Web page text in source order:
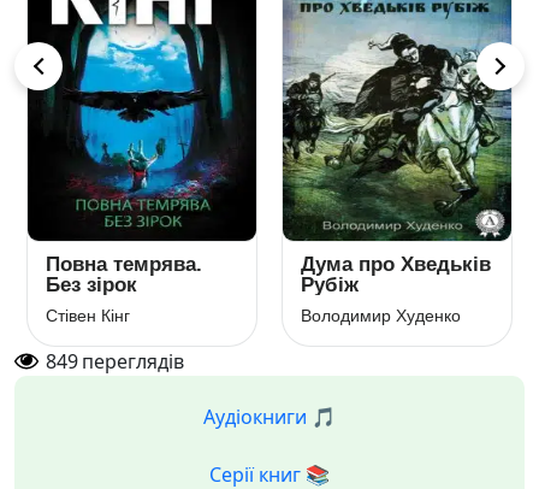
Повна темрява.
Без зірок
Стівен Кінг
Дума про Хведьків
Рубіж
Володимир Худенко
849переглядів
Аудіокниги 🎵
Серії книг 📚